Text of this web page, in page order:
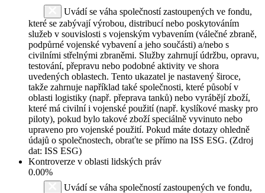
Uvádí se váha společností zastoupených ve fondu,
které se zabývají výrobou, distribucí nebo poskytováním
služeb v souvislosti s vojenským vybavením (válečné zbraně,
podpůrné vojenské vybavení a jeho součásti) a/nebo s
civilními střelnými zbraněmi. Služby zahrnují údržbu, opravu,
testování, přepravu nebo podobné aktivity ve shora
uvedených oblastech. Tento ukazatel je nastavený široce,
takže zahrnuje například také společnosti, které působí v
oblasti logistiky (např. přeprava tanků) nebo vyrábějí zboží,
které má civilní i vojenské použití (např. kyslíkové masky pro
piloty), pokud bylo takové zboží speciálně vyvinuto nebo
upraveno pro vojenské použití. Pokud máte dotazy ohledně
údajů o společnostech, obraťte se přímo na ISS ESG. (Zdroj
dat: ISS ESG)
Kontroverze v oblasti lidských práv
0.00%
Uvádí se váha společností zastoupených ve fondu,